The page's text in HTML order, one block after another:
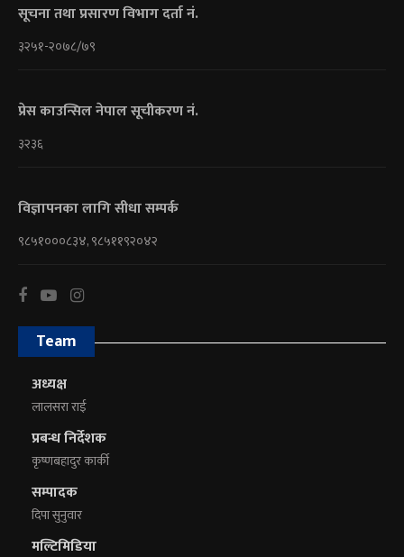
सूचना तथा प्रसारण विभाग दर्ता नं.
३२५१-२०७८/७९
प्रेस काउन्सिल नेपाल सूचीकरण नं.
३२३६
विज्ञापनका लागि सीधा सम्पर्क
९८५१०००८३४, ९८५११९२०४२
Team
अध्यक्ष
लालसरा राई
प्रबन्ध निर्देशक
कृष्णबहादुर कार्की
सम्पादक
दिपा सुनुवार
मल्टिमिडिया